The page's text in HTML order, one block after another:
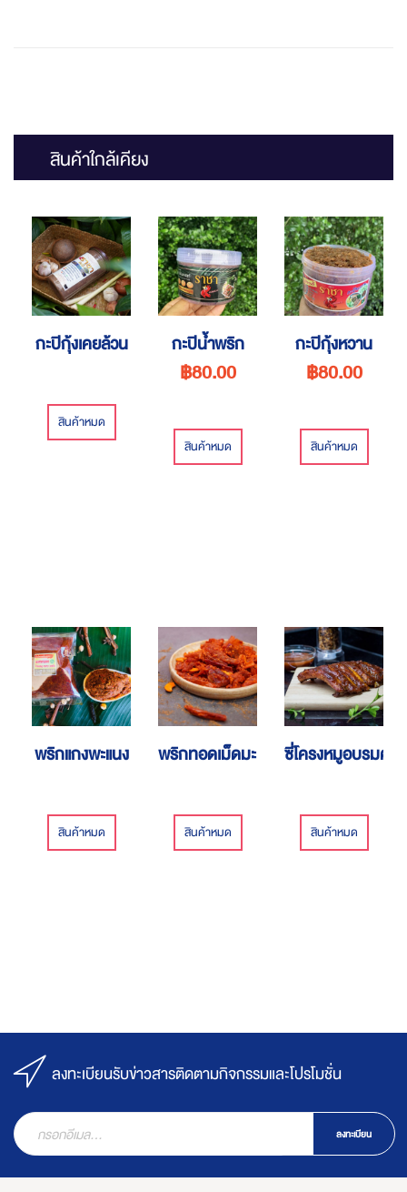
สินค้าใกล้เคียง
กะปิกุ้งเคยล้วน
สินค้าหมด
กะปิน้ำพริก
฿80.00
สินค้าหมด
กะปิกุ้งหวาน
฿80.00
สินค้าหมด
พริกแกงพะแนง
สินค้าหมด
พริกทอดเม็ดมะม่วง
สินค้าหมด
ซี่โครงหมูอบรมควัน
สินค้าหมด
ลงทะเบียนรับข่าวสารติดตามกิจกรรมและโปรโมชั่น
ลงทะเบียน